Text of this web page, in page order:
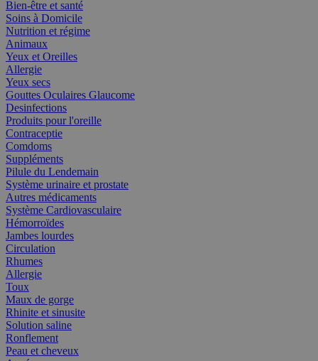
Bien-être et santé
Soins à Domicile
Nutrition et régime
Animaux
Yeux et Oreilles
Allergie
Yeux secs
Gouttes Oculaires Glaucome
Desinfections
Produits pour l'oreille
Contraceptie
Comdoms
Suppléments
Pilule du Lendemain
Système urinaire et prostate
Autres médicaments
Système Cardiovasculaire
Hémorroïdes
Jambes lourdes
Circulation
Rhumes
Allergie
Toux
Maux de gorge
Rhinite et sinusite
Solution saline
Ronflement
Peau et cheveux